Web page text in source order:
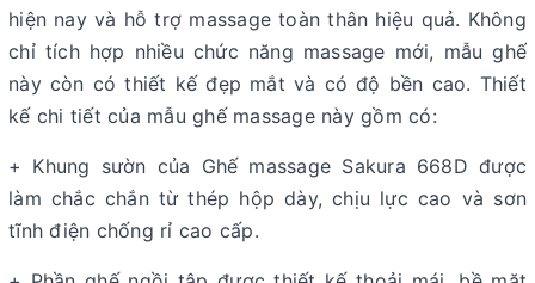
hiện nay và hỗ trợ massage toàn thân hiệu quả. Không
chỉ tích hợp nhiều chức năng massage mới, mẫu ghế
này còn có thiết kế đẹp mắt và có độ bền cao. Thiết
kế chi tiết của mẫu ghế massage này gồm có:
+ Khung sườn của Ghế massage Sakura 668D được
làm chắc chắn từ thép hộp dày, chịu lực cao và sơn
tĩnh điện chống rỉ cao cấp.